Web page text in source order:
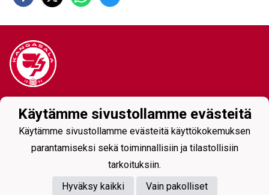
Powered by
Käytämme sivustollamme evästeitä
Käytämme sivustollamme evästeitä käyttökokemuksen
parantamiseksi sekä toiminnallisiin ja tilastollisiin
tarkoituksiin.
Hyväksy kaikki
Vain pakolliset